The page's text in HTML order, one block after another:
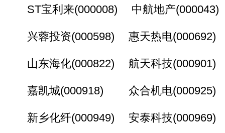
ST宝利来(000008) 中航地产(000043)
兴蓉投资(000598) 惠天热电(000692)
山东海化(000822) 航天科技(000901)
嘉凯城(000918) 众合机电(000925)
新乡化纤(000949) 安泰科技(000969)